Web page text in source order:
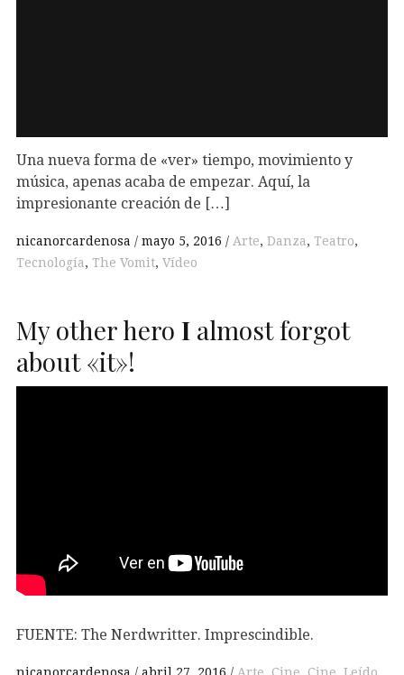
Una nueva forma de «ver» tiempo, movimiento y
música, apenas acaba de empezar. Aquí, la
impresionante creación de […]
nicanorcardenosa mayo 5, 2016 Arte, Danza, Teatro,
Tecnología, The Vomit, Vídeo
My other hero I almost forgot
about «it»!
FUENTE: The Nerdwritter. Imprescindible.